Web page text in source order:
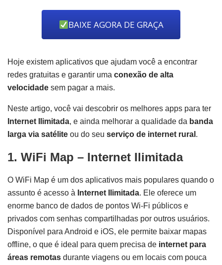
BAIXE AGORA DE GRAÇA
Hoje existem aplicativos que ajudam você a encontrar
redes gratuitas e garantir uma conexão de alta
velocidade sem pagar a mais.
Neste artigo, você vai descobrir os melhores apps para ter
Internet Ilimitada, e ainda melhorar a qualidade da banda
larga via satélite ou do seu serviço de internet rural .
1. WiFi Map – Internet Ilimitada
O WiFi Map é um dos aplicativos mais populares quando o
assunto é acesso à Internet Ilimitada. Ele oferece um
enorme banco de dados de pontos Wi-Fi públicos e
privados com senhas compartilhadas por outros usuários.
Disponível para Android e iOS, ele permite baixar mapas
offline, o que é ideal para quem precisa de internet para
áreas remotas durante viagens ou em locais com pouca